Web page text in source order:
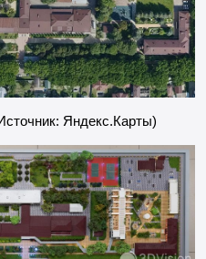
Яндекс.Карты)